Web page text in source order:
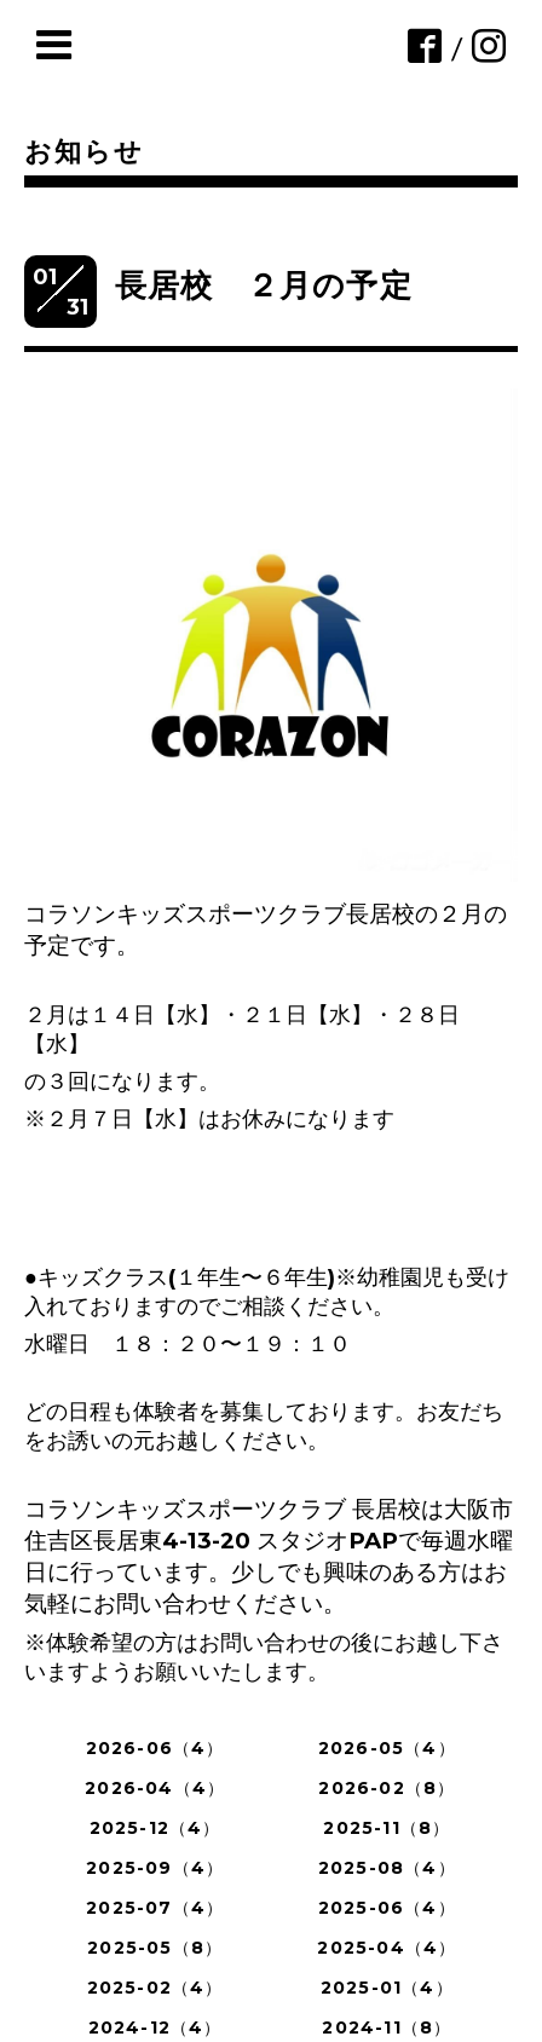
/
お知らせ
01
31
長居校 ２月の予定
コラソンキッズスポーツクラブ長居校の２ 月の
予定です。
２月は１４日【水】・２１日【水】・２８日
【水】
の３回になります。
※２月７日【水】はお休みになります
●キッズクラス(１年生〜６年生)※幼稚園児も受け
入れておりますのでご相談ください。
水曜日 １８：２０〜１９：１０
どの日程も体験者を募集しております。お友だち
をお誘いの元お越しください。
コラソンキッズスポーツクラブ 長居校は大阪市
住吉区長居東4-13-20 スタジオPAPで毎週水曜
日に行っています。少しでも興味のある方はお
気軽にお問い合わせください。
※体験希望の方はお問い合わせの後にお越し下さ
いますようお願いいたします。
2026-06（4）
2026-05（4）
2026-04（4）
2026-02（8）
2025-12（4）
2025-11（8）
2025-09（4）
2025-08（4）
2025-07（4）
2025-06（4）
2025-05（8）
2025-04（4）
2025-02（4）
2025-01（4）
2024-12（4）
2024-11（8）